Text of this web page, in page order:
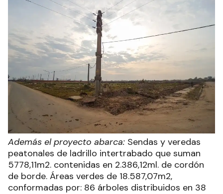
Además el proyecto abarca: Sendas y veredas
peatonales de ladrillo intertrabado que suman
5778,11m2. contenidas en 2.386,12ml. de cordón
de borde. Áreas verdes de 18.587,07m2,
conformadas por: 86 árboles distribuidos en 38